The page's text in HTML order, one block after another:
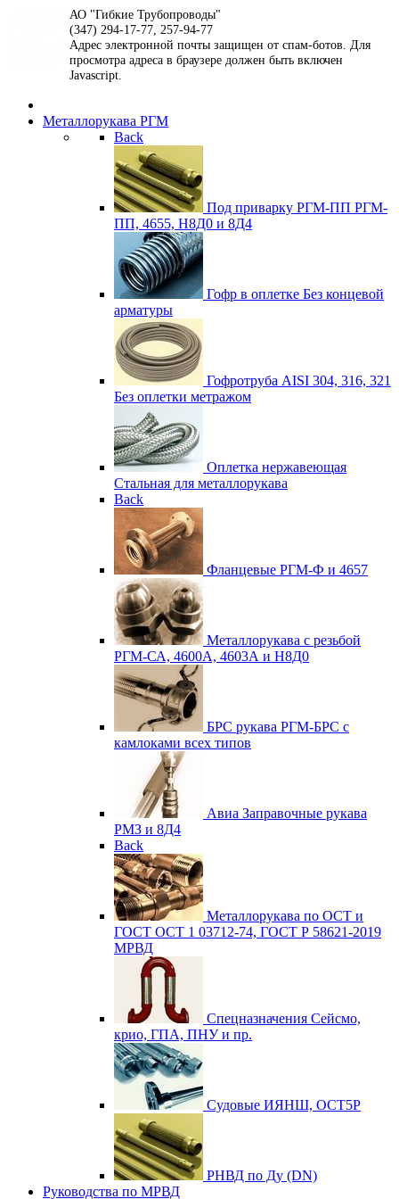
АО "Гибкие Трубопроводы"
(347) 294-17-77, 257-94-77
Адрес электронной почты защищен от спам-ботов. Для
просмотра адреса в браузере должен быть включен
Javascript.
Металлорукава РГМ
Back
Под приварку РГМ-ПП РГМ-
ПП, 4655, Н8Д0 и 8Д4
Гофр в оплетке Без концевой
арматуры
Гофротруба AISI 304, 316, 321
Без оплетки метражом
Оплетка нержавеющая
Стальная для металлорукава
Back
Фланцевые РГМ-Ф и 4657
Металлорукава с резьбой
РГМ-СА, 4600А, 4603А и Н8Д0
БРС рукава РГМ-БРС с
камлоками всех типов
Авиа Заправочные рукава
РМЗ и 8Д4
Back
Металлорукава по ОСТ и
ГОСТ ОСТ 1 03712-74, ГОСТ Р 58621-2019
МРВД
Спецназначения Сейсмо,
крио, ГПА, ПНУ и пр.
Судовые ИЯНШ, ОСТ5Р
РНВД по Ду (DN)
Руководства по МРВД